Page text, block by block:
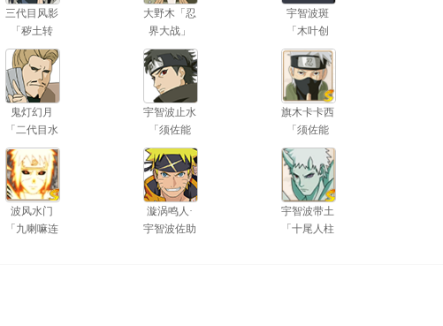
三代目风影
「秽土转
生」
大野木「忍
界大战」
宇智波斑
「木叶创
立」
鬼灯幻月
「二代目水
影」
宇智波止水
「须佐能
乎」
旗木卡卡西
「须佐能
乎」
波风水门
「九喇嘛连
漩涡鸣人·
宇智波佐助
宇智波带土
「十尾人柱